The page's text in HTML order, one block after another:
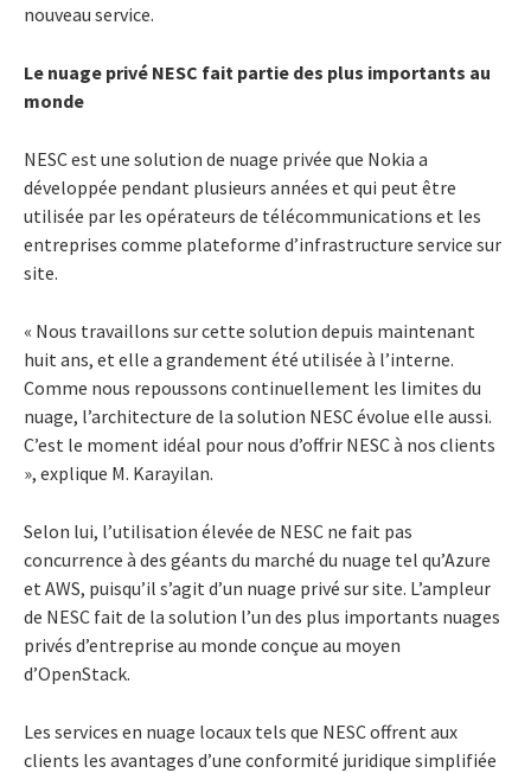
nouveau service.
Le nuage privé NESC fait partie des plus importants au
monde
NESC est une solution de nuage privée que Nokia a
développée pendant plusieurs années et qui peut être
utilisée par les opérateurs de télécommunications et les
entreprises comme plateforme d’infrastructure service sur
site.
« Nous travaillons sur cette solution depuis maintenant
huit ans, et elle a grandement été utilisée à l’interne.
Comme nous repoussons continuellement les limites du
nuage, l’architecture de la solution NESC évolue elle aussi.
C’est le moment idéal pour nous d’offrir NESC à nos clients
», explique M. Karayilan.
Selon lui, l’utilisation élevée de NESC ne fait pas
concurrence à des géants du marché du nuage tel qu’Azure
et AWS, puisqu’il s’agit d’un nuage privé sur site. L’ampleur
de NESC fait de la solution l’un des plus importants nuages
privés d’entreprise au monde conçue au moyen
d’OpenStack.
Les services en nuage locaux tels que NESC offrent aux
clients les avantages d’une conformité juridique simplifiée